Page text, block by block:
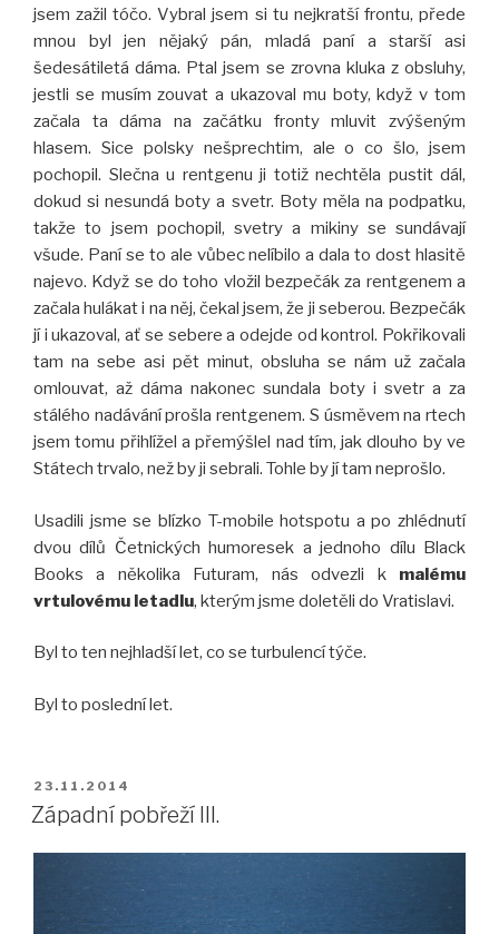
jsem zažil tóčo. Vybral jsem si tu nejkratší frontu, přede
mnou byl jen nějaký pán, mladá paní a starší asi
šedesátiletá dáma. Ptal jsem se zrovna kluka z obsluhy,
jestli se musím zouvat a ukazoval mu boty, když v tom
začala ta dáma na začátku fronty mluvit zvýšeným
hlasem. Sice polsky nešprechtim, ale o co šlo, jsem
pochopil. Slečna u rentgenu ji totiž nechtěla pustit dál,
dokud si nesundá boty a svetr. Boty měla na podpatku,
takže to jsem pochopil, svetry a mikiny se sundávají
všude. Paní se to ale vůbec nelíbilo a dala to dost hlasitě
najevo. Když se do toho vložil bezpečák za rentgenem a
začala hulákat i na něj, čekal jsem, že ji seberou. Bezpečák
jí i ukazoval, ať se sebere a odejde od kontrol. Pokřikovali
tam na sebe asi pět minut, obsluha se nám už začala
omlouvat, až dáma nakonec sundala boty i svetr a za
stálého nadávání prošla rentgenem. S úsměvem na rtech
jsem tomu přihlížel a přemýšlel nad tím, jak dlouho by ve
Státech trvalo, než by ji sebrali. Tohle by jí tam neprošlo.
Usadili jsme se blízko T-mobile hotspotu a po zhlédnutí
dvou dílů Četnických humoresek a jednoho dílu Black
Books a několika Futuram, nás odvezli k malému
vrtulovému letadlu, kterým jsme doletěli do Vratislavi.
Byl to ten nejhladší let, co se turbulencí týče.
Byl to poslední let.
PUBLIKOVÁNO
23.11.2014
Západní pobřeží III.